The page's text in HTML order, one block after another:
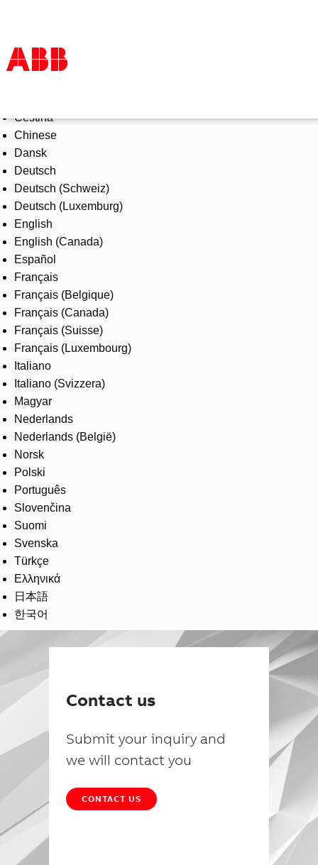
Products & Solutions
Industries
Services
About us
Where to buy
Contact us
Careers
Čeština
Chinese
Dansk
Deutsch
Deutsch (Schweiz)
Deutsch (Luxemburg)
English
English (Canada)
Español
Français
Français (Belgique)
Français (Canada)
Français (Suisse)
Français (Luxembourg)
Italiano
Italiano (Svizzera)
Magyar
Nederlands
Nederlands (België)
Norsk
Polski
Português
Slovenčina
Suomi
Svenska
Türkçe
Ελληνικά
日本語
한국어
Contact us
Submit your inquiry and
we will contact you
CONTACT US